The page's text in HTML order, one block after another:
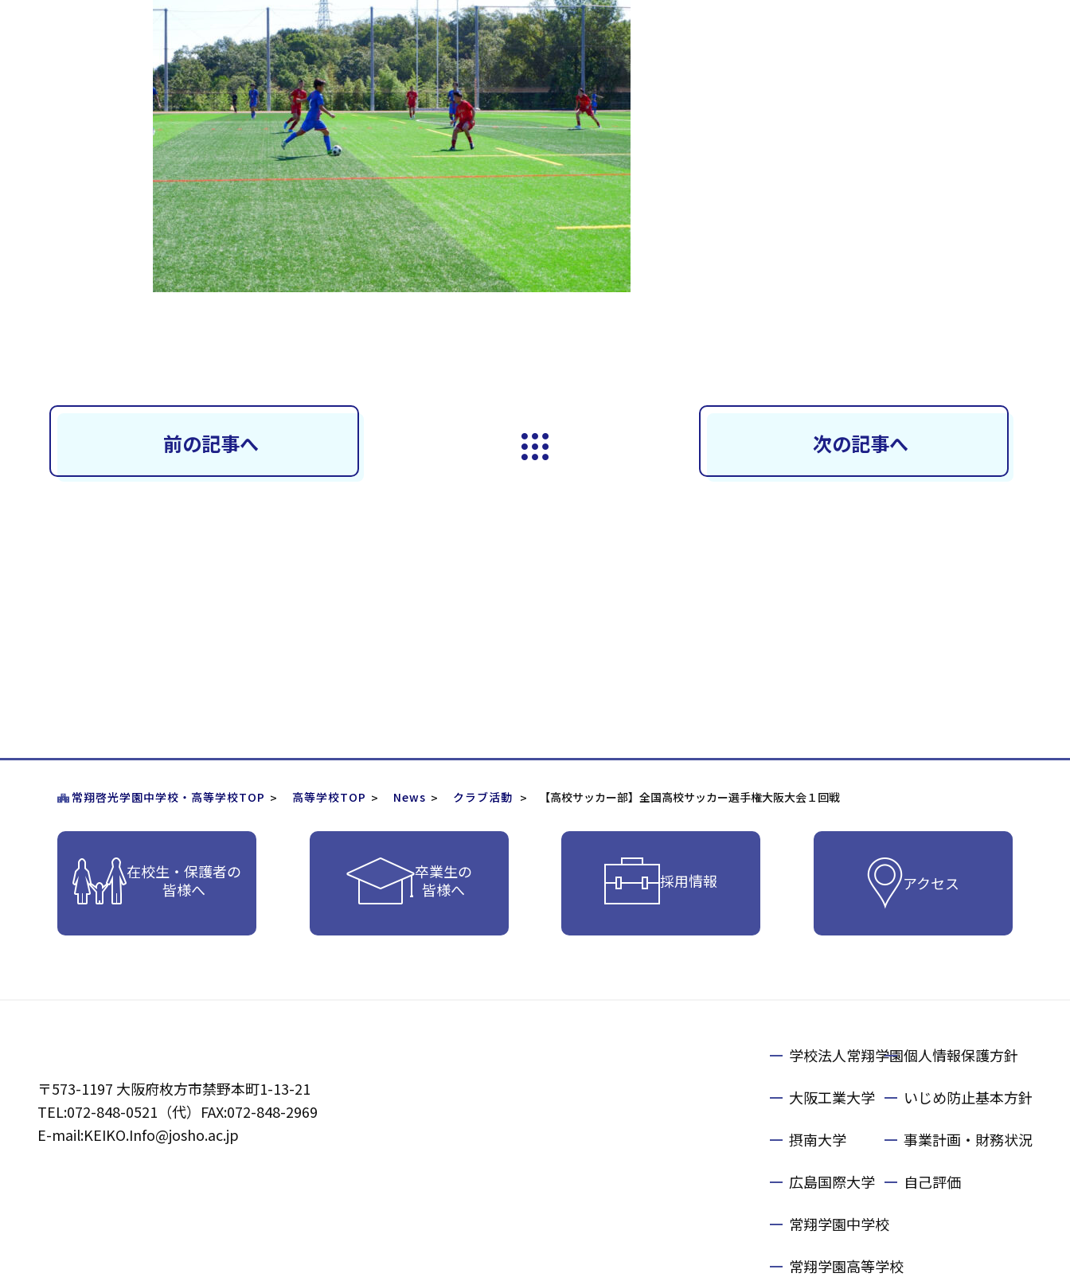
前の記事へ 次の記事へ
常翔啓光学園中学校・高等学校TOP 高等学校TOP News クラブ活動 【高校サッカー部】全国高校サッカー選手権大阪大会１回戦
在校生・保護者の
皆様へ
卒業生の
皆様へ
採用情報 アクセス
〒573-1197 大阪府枚方市禁野本町1-13-21
TEL:072-848-0521（代）FAX:072-848-2969
E-mail:KEIKO.Info@josho.ac.jp
学校法人常翔学園
大阪工業大学
摂南大学
広島国際大学
常翔学園中学校
常翔学園高等学校
個人情報保護方針
いじめ防止基本方針
事業計画・財務状況
自己評価